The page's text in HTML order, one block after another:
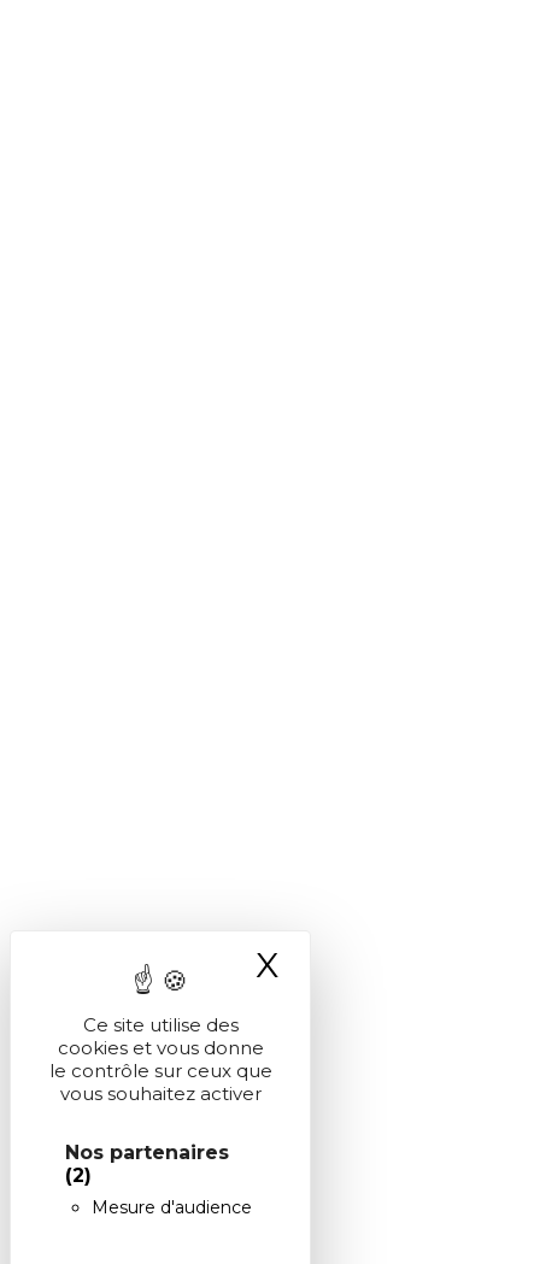
Ce site utilise des
cookies et vous donne
le contrôle sur ceux que
vous souhaitez activer
Nos partenaires
(2)
Mesure d'audience
X